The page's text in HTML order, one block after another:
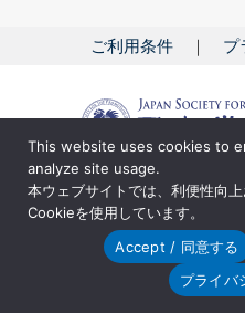
ご利用条件 プ
WPIについて 研究拠
関連サイト
お問い合
© 2018 Japan Society
This website uses cookies to
analyze site usage.
本ウェブサイトでは、利便性向
Cookieを使用しています。
Accept / 同意する
プライバ